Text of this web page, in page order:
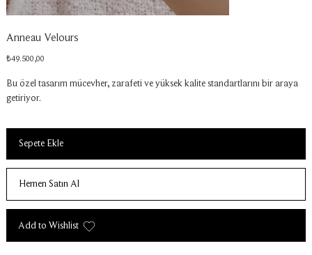
Anneau Velours
Fiyat
₺49.500,00
Bu özel tasarım mücevher, zarafeti ve yüksek kalite standartlarını bir araya
getiriyor.
Sepete Ekle
Hemen Satın Al
Add to Wishlist